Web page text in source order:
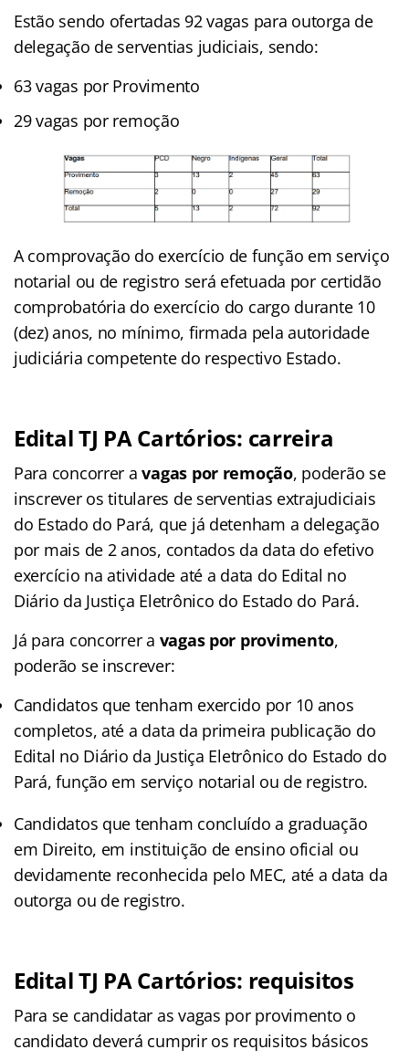
Estão sendo ofertadas 92 vagas para outorga de
delegação de serventias judiciais, sendo:
63 vagas por Provimento
29 vagas por remoção
A comprovação do exercício de função em serviço
notarial ou de registro será efetuada por certidão
comprobatória do exercício do cargo durante 10
(dez) anos, no mínimo, firmada pela autoridade
judiciária competente do respectivo Estado.
Edital TJ PA Cartórios: carreira
Para concorrer avagas por remoção, poderão se
inscrever os titulares de serventias extrajudiciais
do Estado do Pará, que já detenham a delegação
por mais de 2 anos, contados da data do efetivo
exercício na atividade até a data do Edital no
Diário da Justiça Eletrônico do Estado do Pará.
Já para concorrer a vagas por provimento,
poderão se inscrever:
Candidatos que tenham exercido por 10 anos
completos, até a data da primeira publicação do
Edital no Diário da Justiça Eletrônico do Estado do
Pará, função em serviço notarial ou de registro.
Candidatos que tenham concluído a graduação
em Direito, em instituição de ensino oficial ou
devidamente reconhecida pelo MEC, até a data da
outorga ou de registro.
Edital TJ PA Cartórios: requisitos
Para se candidatar as vagas por provimento o
candidato deverá cumprir os requisitos básicos